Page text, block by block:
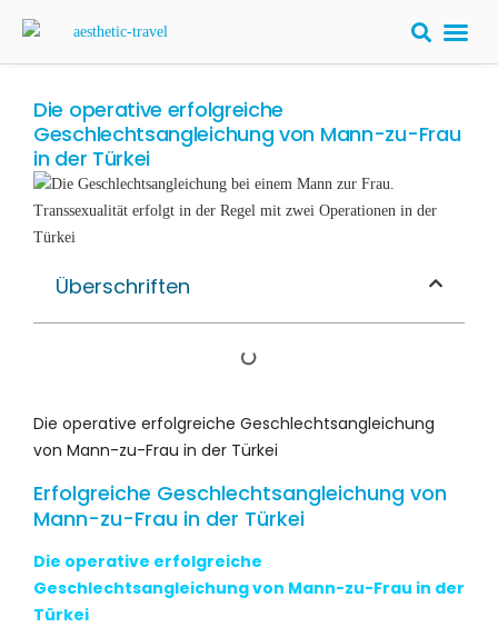
Die operative erfolgreiche
Geschlechtsangleichung von Mann-zu-Frau
in der Türkei
Überschriften
Die operative erfolgreiche Geschlechtsangleichung
von Mann-zu-Frau in der Türkei
Erfolgreiche Geschlechtsangleichung von
Mann-zu-Frau in der Türkei
Die operative erfolgreiche
Geschlechtsangleichung von Mann-zu-Frau in der
Türkei